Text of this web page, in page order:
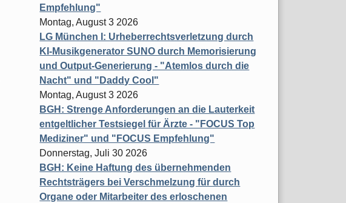
Empfehlung"
Montag, August 3 2026
LG München I: Urheberrechtsverletzung durch
KI-Musikgenerator SUNO durch Memorisierung
und Output-Generierung - "Atemlos durch die
Nacht" und "Daddy Cool"
Montag, August 3 2026
BGH: Strenge Anforderungen an die Lauterkeit
entgeltlicher Testsiegel für Ärzte - "FOCUS Top
Mediziner" und "FOCUS Empfehlung"
Donnerstag, Juli 30 2026
BGH: Keine Haftung des übernehmenden
Rechtsträgers bei Verschmelzung für durch
Organe oder Mitarbeiter des erloschenen